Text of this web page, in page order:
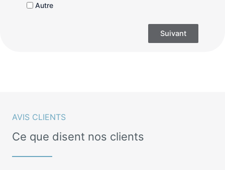
Autre
Suivant
AVIS CLIENTS
Ce que disent nos clients